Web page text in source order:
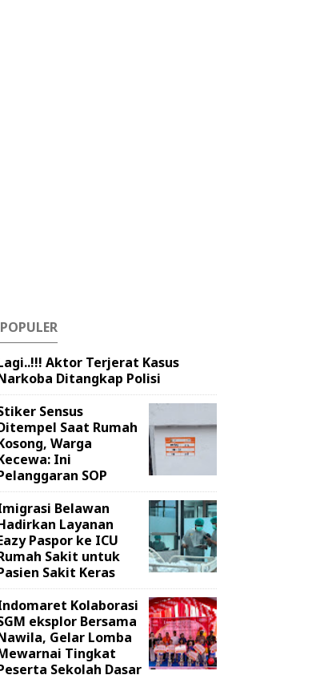
Aktor Terjerat Kasus
Ditangkap Polisi
Sensus
Saat Rumah
Warga
Ini
SOP
Belawan
Layanan
Paspor ke ICU
Sakit untuk
Sakit Keras
Kolaborasi
eksplor Bersama
Gelar Lomba
Tingkat
Sekolah Dasar